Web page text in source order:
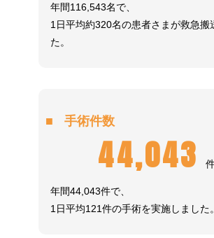
年間116,543名で、
1日平均約320名の患者さまが救急搬
た。
手術件数
44,043
年間44,043件で、
1日平均121件の手術を実施しました。